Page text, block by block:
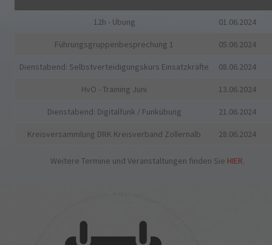
12h - Übung 01.06.2024
Führungsgruppenbesprechung 1 05.06.2024
Dienstabend: Selbstverteidigungskurs Einsatzkräfte 08.06.2024
HvO - Training Juni 13.06.2024
Dienstabend: Digitalfunk / Funkübung 21.06.2024
Kreisversammlung DRK Kreisverband Zollernalb 28.06.2024
Weitere Termine und Veranstaltungen finden Sie HIER.